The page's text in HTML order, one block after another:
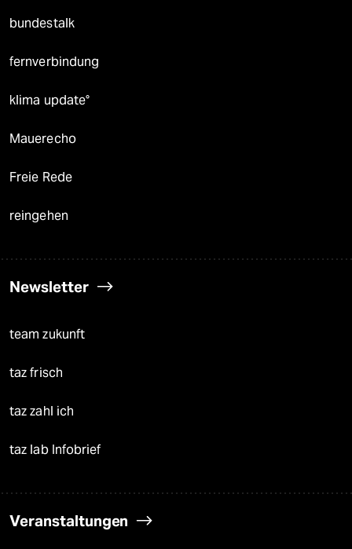
bundestalk
fernverbindung
klima update°
Mauerecho
Freie Rede
reingehen
Newsletter
team zukunft
taz frisch
taz zahl ich
taz lab Infobrief
Veranstaltungen